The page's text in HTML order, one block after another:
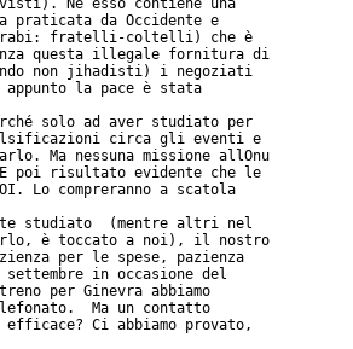
Né esso contiene una
praticata da Occidente e
arabi: fratelli-coltelli) che è
questa illegale fornitura di
non jihadisti) i negoziati
appunto la pace è stata
solo ad aver studiato per
circa gli eventi e
Ma nessuna missione allOnu
E poi risultato evidente che le
Lo compreranno a scatola
studiato  (mentre altri nel
è toccato a noi), il nostro
per le spese, pazienza
in occasione del
per Ginevra abbiamo
Ma un contatto
Ci abbiamo provato,